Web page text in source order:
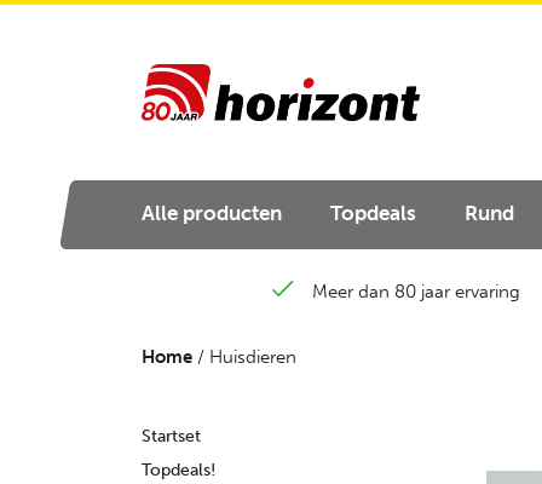
Alle producten Topdeals Rund
Meer dan 80 jaar ervaring
Home / Huisdieren
Startset
Topdeals!